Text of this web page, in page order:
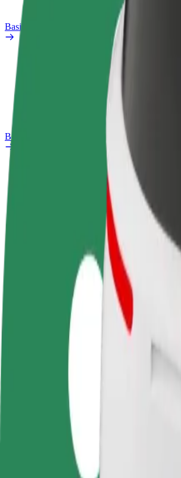
Basikal elektrik
Bolt Plus
Jana pendapatan
mengikut cara anda
Jadi kurier
Hantar
bayaran setiap
Cara ke Birmingham Heartlands
Cari cara terbaik ke Birmingham Heartlands
Birmingham Heartlands Hospital
Kemudahan dan keselesaan hanya beberapa
Perjalanan boleh harap dengan kereta bersaiz